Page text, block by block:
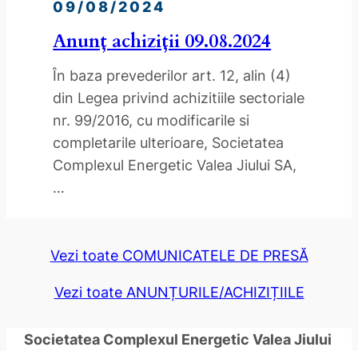
09/08/2024
Anunț achiziții 09.08.2024
În baza prevederilor art. 12, alin (4)
din Legea privind achizitiile sectoriale
nr. 99/2016, cu modificarile si
completarile ulterioare, Societatea
Complexul Energetic Valea Jiului SA,
…
Vezi toate COMUNICATELE DE PRESĂ
Vezi toate ANUNȚURILE/ACHIZIȚIILE
Societatea Complexul Energetic Valea Jiului